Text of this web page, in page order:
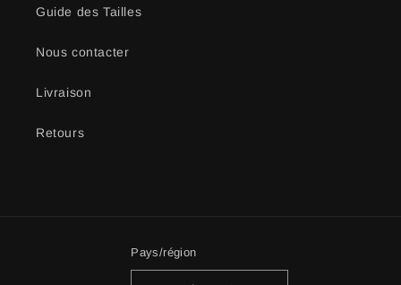
Guide des Tailles
Nous contacter
Livraison
Retours
Pays/région